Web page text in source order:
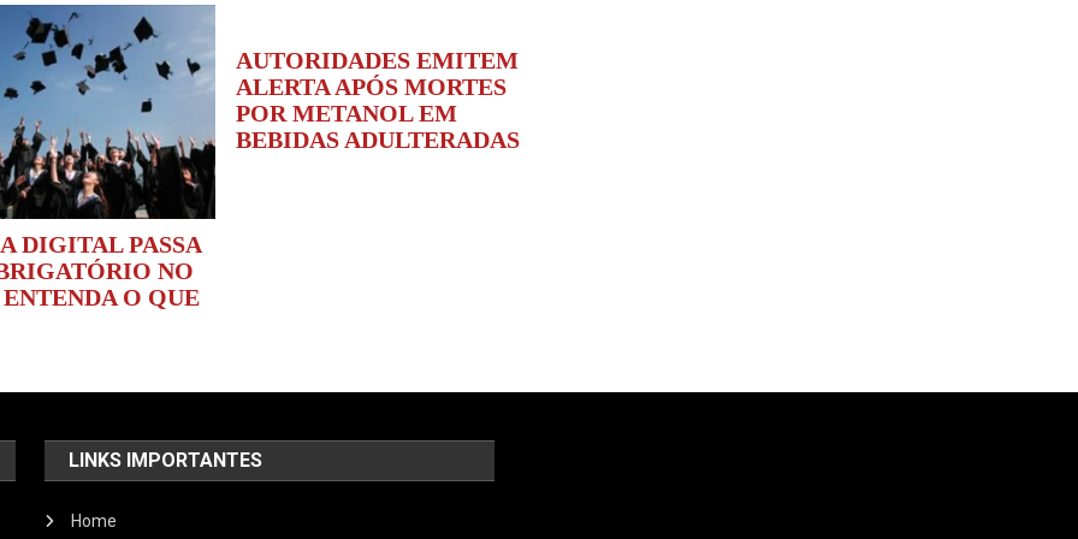
DIGITAL PASSA
NO
O QUE
AUTORIDADES EMITEM
ALERTA APÓS MORTES
POR METANOL EM
BEBIDAS ADULTERADAS
LINKS IMPORTANTES
Home